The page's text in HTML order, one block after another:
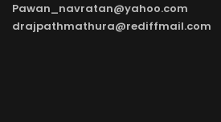
Pawan_navratan@yahoo.com
drajpathmathura@rediffmail.com